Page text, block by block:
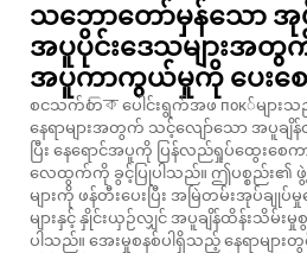
သဘောတော်မှန်သော အု
အပူပိုင်းဒေသများအ
အပူကာကွယ်မှုကို ပေးစေ
စငသက်တিক ပေါင်းရွက်အဖ пок်များသ
နေရာများအတွက် သင့်လျော်သော အပူချိ
ပြီး နေရောင်အပူကို ပြန်လည်ရှုပ်ထွေးစ
လေထွက်ကို ခွင့်ပြုပါသည်။ ဤပစ္စည်း၏
များကို ဖန်တီးပေးပြီး အမြဲတမ်းအုပ်ချုပ်
များနှင့် နှိုင်းယှဉ်လျှင် အပူချိန်ထိန်းသိမ်း
ပါသည်။ အေးမှုစနစ်ပါရှိသည့် နေရာများ